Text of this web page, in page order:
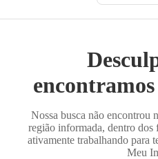
Nossa busca não encontrou
região informada, dentro dos
ativamente trabalhando para
Meu